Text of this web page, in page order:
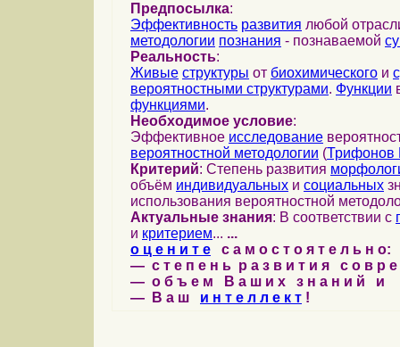
Предпосылка:
Эффективность развития любой
методологии познания - познаваемой
Реальность:
Живые структуры от биохимического и
вероятностными структурами. Функции
функциями.
Необходимое условие:
Эффективное исследование
вероятностной методологии (Трифонов
Критерий: Степень развития
объём индивидуальных и социальных
использования вероятностной
Актуальные знания: В соответствии с
и критерием... ...
о ц е н и т е с а м о с т о я т е л ь н о:
— с т е п е н ь р а з в и т и я с о в р
— о б ъ е м В а ш и х з н а н и й и
— В а ш и н т е л л е к т !